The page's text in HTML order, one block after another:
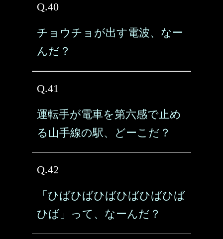
Q.40
チョウチョが出す電波、なー
んだ？
Q.41
運転手が電車を第六感で止め
る山手線の駅、どーこだ？
Q.42
「ひばひばひばひばひばひば
ひば」って、なーんだ？